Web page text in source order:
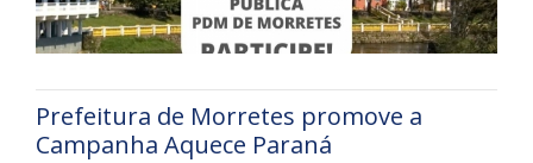
Prefeitura de Morretes promove a
Campanha Aquece Paraná